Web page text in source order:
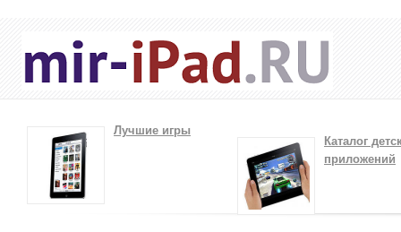
Лучшие игры
Каталог
приложений